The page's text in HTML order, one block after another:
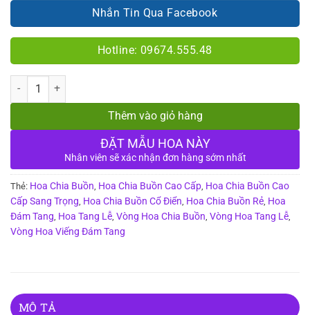
Nhắn Tin Qua Facebook
Hotline: 09674.555.48
Số lượng
Thêm vào giỏ hàng
ĐẶT MẪU HOA NÀY
Nhân viên sẽ xác nhận đơn hàng sớm nhất
Thẻ: Hoa Chia Buồn Hoa Chia Buồn Cao Cấp Hoa Chia Buồn Cao
Cấp Sang Trọng Hoa Chia Buồn Cổ Điển Hoa Chia Buồn Rẻ Hoa
Đám Tang Hoa Tang Lễ Vòng Hoa Chia Buồn Vòng Hoa Tang Lễ
Vòng Hoa Viếng Đám Tang
MÔ TẢ